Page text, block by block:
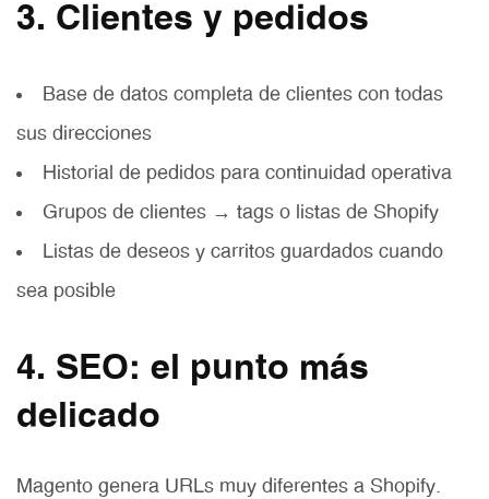
3. Clientes y pedidos
Base de datos completa de clientes con todas
sus direcciones
Historial de pedidos para continuidad operativa
Grupos de clientes → tags o listas de Shopify
Listas de deseos y carritos guardados cuando
sea posible
4. SEO: el punto más
delicado
Magento genera URLs muy diferentes a Shopify.